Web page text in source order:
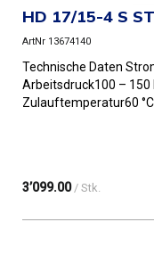
HD 17/15-4 S
ArtNr 13674140
Technische Daten
Arbeitsdruck100 –
Zulauftemperatur60
3’099.00 / Stk.